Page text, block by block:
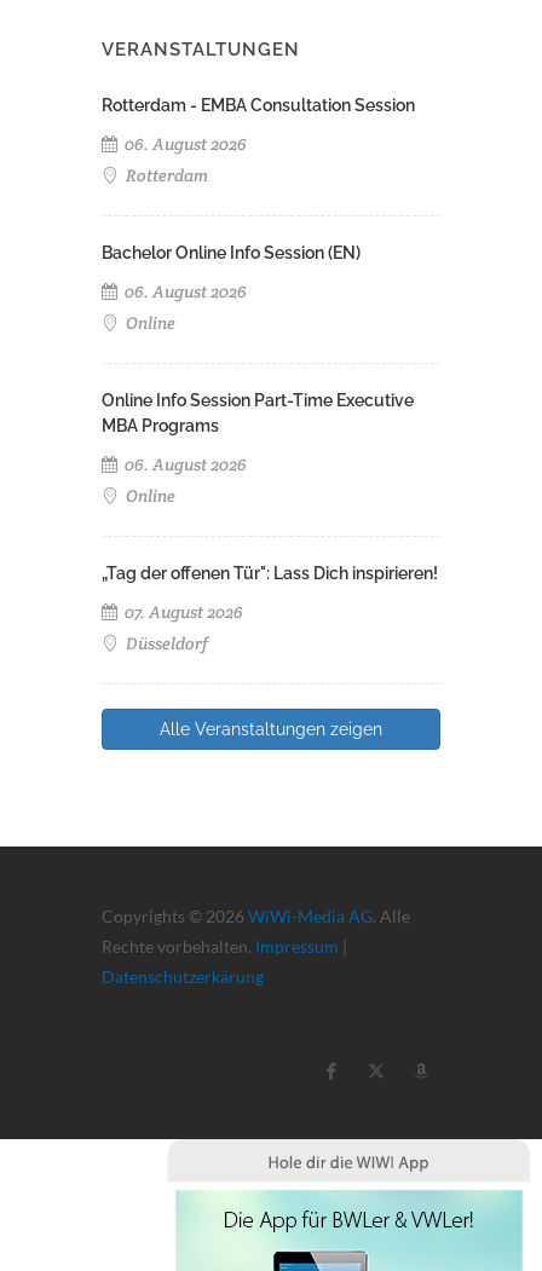
VERANSTALTUNGEN
Rotterdam - EMBA Consultation Session
06. August 2026
Rotterdam
Bachelor Online Info Session (EN)
06. August 2026
Online
Online Info Session Part-Time Executive
MBA Programs
06. August 2026
Online
„Tag der offenen Tür": Lass Dich inspirieren!
07. August 2026
Düsseldorf
Alle Veranstaltungen zeigen
Copyrights © 2026 WiWi-Media AG. Alle
Rechte vorbehalten. Impressum |
Datenschutzerkärung